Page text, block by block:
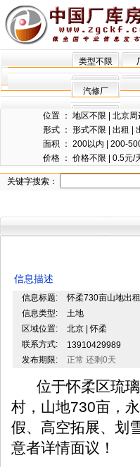
类型不限
汽修厂
位置 ： 地区不限 北京周
形式 ： 形式不限 出租
面积 ： 200以内 200-
价格 ： 价格不限 0.5元/
关键字搜索：
信息描述
信息标题:
怀柔730亩山地出
信息类型:
土地
区域位置:
北京 | 怀柔
联系方式:
13910429989
发布期限:
正常 还剩0天
位于怀柔区琉璃
村，山地730亩，
假、高空拓展、划
意者详情面议！